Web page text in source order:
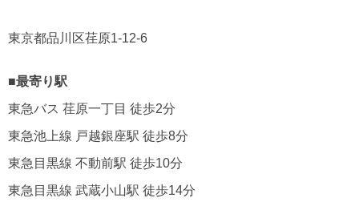
東京都品川区荏原1-12-6
■最寄り駅
東急バス 荏原一丁目 徒歩2分
東急池上線 戸越銀座駅 徒歩8分
東急目黒線 不動前駅 徒歩10分
東急目黒線 武蔵小山駅 徒歩14分